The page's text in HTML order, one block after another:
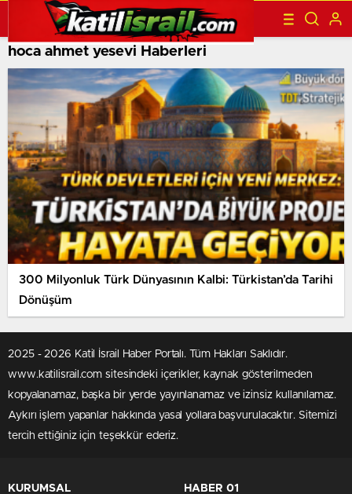
hoca ahmet yesevi Haberleri
300 Milyonluk Türk Dünyasının Kalbi: Türkistan’da Tarihi
Dönüşüm
2025 - 2026 Katil İsrail Haber Portalı. Tüm Hakları Saklıdır.
www.katilisrail.com sitesindeki içerikler, kaynak gösterilmeden
kopyalanamaz, başka bir yerde yayınlanamaz ve izinsiz kullanılamaz.
Aykırı işlem yapanlar hakkında yasal yollara başvurulacaktır. Sitemizi
tercih ettiğiniz için teşekkür ederiz.
KURUMSAL HABER 01